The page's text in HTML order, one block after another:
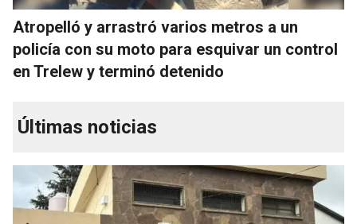
Atropelló y arrastró varios metros a un
policía con su moto para esquivar un control
en Trelew y terminó detenido
Últimas noticias